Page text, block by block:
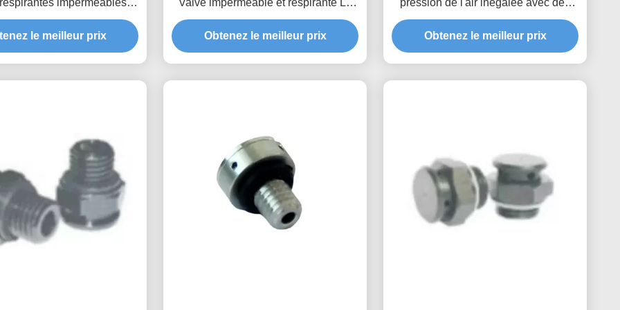
imperméables
fiabilité et une durée de vie
dans les nouveaux
énergétiques
le meilleur prix
Valve imperméable et respirante La
combinaison parfaite de technologie
et de fonctionnalité
Obtenez le meilleur prix
pression de l'air inégalée avec des
produits personnalisés
Obtenez le meilleur prix